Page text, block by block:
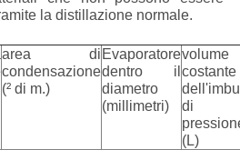
la distillazione normale.
area di
condensazione
(² di m.)
Evaporatore
dentro il
diametro
(millimetri)
volume
costante
di
(L)